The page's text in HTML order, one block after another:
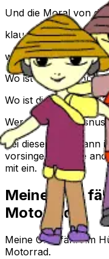
Und die Moral von
klau keine
weil sonst die ganze
Wo ist die Kokosnuss?
Wo ist die Kokosnuss?
Wer hat die
Bei diesem Lied kann
vorsingen und die
mit ein.
Meine Oma
Motorrad
Meine Oma fährt im
Motorrad.